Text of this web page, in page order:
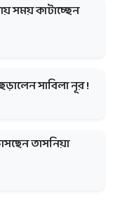
সময় কাটাচ্ছেন
সাবিলা নূর !
তাসনিয়া